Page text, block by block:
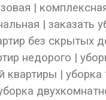
|
| заказать
без скрытых
недорого |
квартиры | уборка